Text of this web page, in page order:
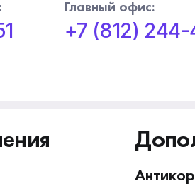
Главный офис:
+7 (812)